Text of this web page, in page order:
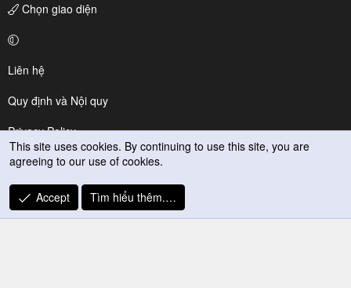
Chọn giao diện
Liên hệ
Quy định và Nội quy
Privacy Policy
Trợ giúp
R
S
This site uses cookies. By continuing to use this site, you are
agreeing to our use of cookies.
Accept Tìm hiểu thêm.…